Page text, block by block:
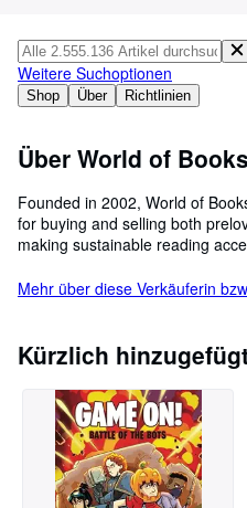
Verkäufer
Verkäufer werden
Shop Über Richtlinien
Weitere Suchoptionen
Über World of
Founded in 2002, World of
for buying and selling both
making sustainable reading
huge range of affordable, high-
customers to trade in unwanted
books in circulation while promoting
Corp, World of Books is driven
largest and most sustainable
company measures its
environmental impact it
customers, and its ability to
sustainable mission
Mehr über diese Verkäuferin
Kürzlich